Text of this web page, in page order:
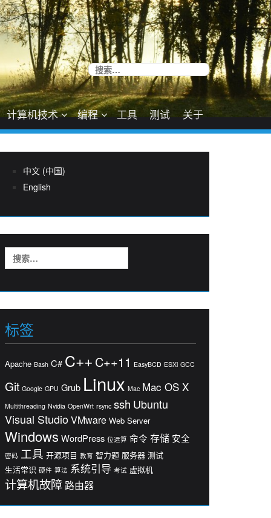
搜
索：
计算机技术 编程 工具 测试 关于
中文 (中国)
English
索：
标签
Apache Bash C# C++ C++11 EasyBCD ESXi GCC
Git Google GPU Grub Linux Mac Mac OS X
Multithreading Nvidia OpenWrt rsync ssh Ubuntu
Visual StudioVMware Web Server
Windows WordPress 位运算 命令 存储 安全
密码 工具 开源项目 教育 智力题 服务器 测试
生活常识 硬件 算法 系统引导 考试 虚拟机
计算机故障 路由器